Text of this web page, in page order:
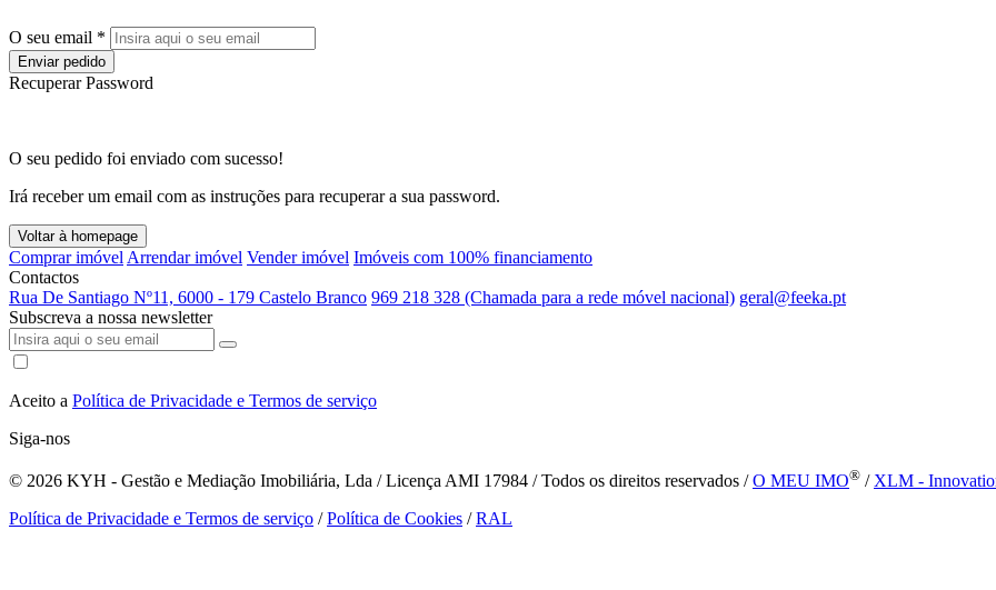
O seu email *
Enviar pedido
Recuperar Password
O seu pedido foi enviado com sucesso!
Irá receber um email com as instruções para recuperar a sua password.
Voltar à homepage
Comprar imóvel Arrendar imóvel Vender imóvel Imóveis com 100% financiamento
Contactos
Rua De Santiago Nº11, 6000 - 179 Castelo Branco 969 218 328 (Chamada para a rede móvel nacional) geral@feeka.pt
Subscreva a nossa newsletter
Aceito a Política de Privacidade e Termos de serviço
Siga-nos
© 2026 KYH - Gestão e Mediação Imobiliária, Lda / Licença AMI 17984 / Todos os direitos reservados /O MEU IMO® / XLM -
Política de Privacidade e Termos de serviço /Política de Cookies /RAL